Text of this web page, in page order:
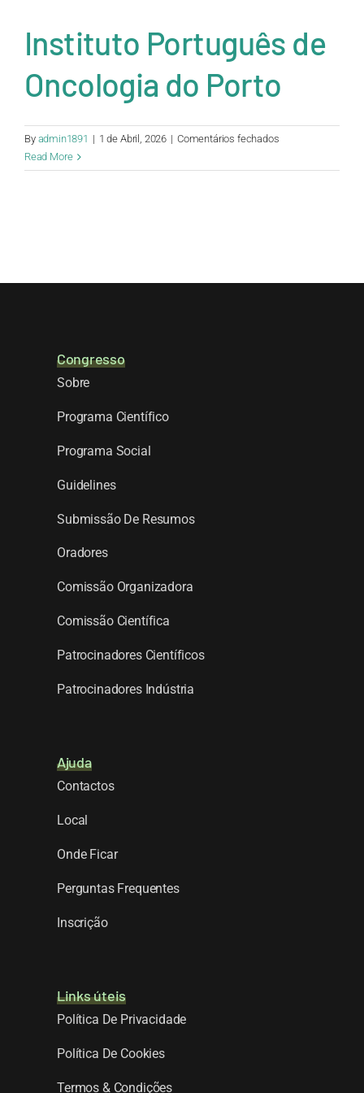
Instituto Português de
Oncologia do Porto
By admin1891 | 1 de Abril, 2026 | Comentários fechadosem
Português
Read More
Congresso
Sobre
Programa Científico
Programa Social
Guidelines
Submissão De Resumos
Oradores
Comissão Organizadora
Comissão Científica
Patrocinadores Científicos
Patrocinadores Indústria
Ajuda
Contactos
Local
Onde Ficar
Perguntas Frequentes
Inscrição
Links úteis
Política De Privacidade
Política De Cookies
Termos & Condições